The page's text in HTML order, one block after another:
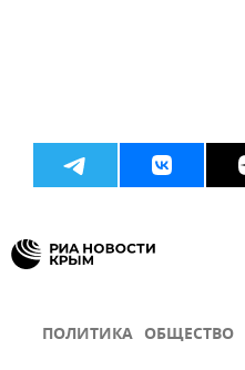
ПОЛИТИКА ОБЩЕСТВО